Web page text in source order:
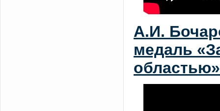
А.И.
медаль
областью»